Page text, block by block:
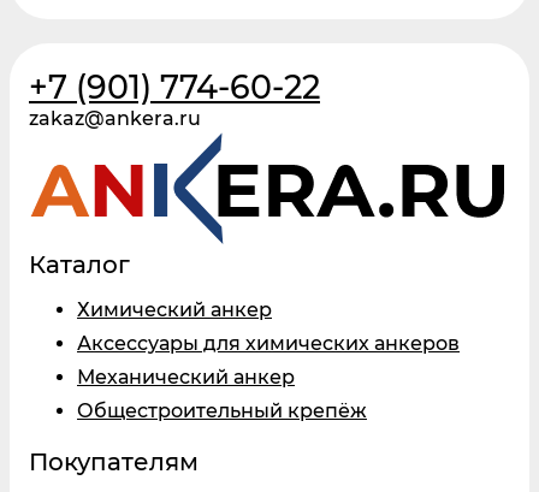
+7 (901) 774-60-22
zakaz@ankera.ru
Каталог
Химический анкер
Аксессуары для химических анкеров
Механический анкер
Общестроительный крепёж
Покупателям